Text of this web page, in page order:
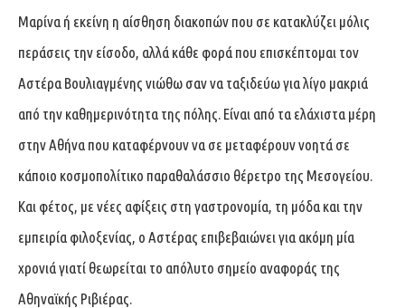
Μαρίνα ή εκείνη η αίσθηση διακοπών που σε κατακλύζει μόλις
περάσεις την είσοδο, αλλά κάθε φορά που επισκέπτομαι τον
Αστέρα Βουλιαγμένης νιώθω σαν να ταξιδεύω για λίγο μακριά
από την καθημερινότητα της πόλης. Είναι από τα ελάχιστα μέρη
στην Αθήνα που καταφέρνουν να σε μεταφέρουν νοητά σε
κάποιο κοσμοπολίτικο παραθαλάσσιο θέρετρο της Μεσογείου.
Και φέτος, με νέες αφίξεις στη γαστρονομία, τη μόδα και την
εμπειρία φιλοξενίας, ο Αστέρας επιβεβαιώνει για ακόμη μία
χρονιά γιατί θεωρείται το απόλυτο σημείο αναφοράς της
Αθηναϊκής Ριβιέρας.